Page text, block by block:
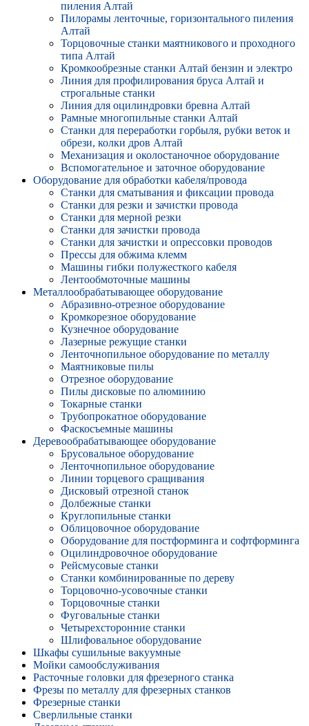
пиления Алтай
Пилорамы ленточные, горизонтального пиления
Алтай
Торцовочные станки маятникового и проходного
типа Алтай
Кромкообрезные станки Алтай бензин и электро
Линия для профилирования бруса Алтай и
строгальные станки
Линия для оцилиндровки бревна Алтай
Рамные многопильные станки Алтай
Станки для переработки горбыля, рубки веток и
обрези, колки дров Алтай
Механизация и околостаночное оборудование
Вспомогательное и заточное оборудование
Оборудование для обработки кабеля/провода
Станки для сматывания и фиксации провода
Станки для резки и зачистки провода
Станки для мерной резки
Станки для зачистки провода
Станки для зачистки и опрессовки проводов
Прессы для обжима клемм
Машины гибки полужесткого кабеля
Лентообмоточные машины
Металлообрабатывающее оборудование
Абразивно-отрезное оборудование
Кромкорезное оборудование
Кузнечное оборудование
Лазерные режущие станки
Ленточнопильное оборудование по металлу
Маятниковые пилы
Отрезное оборудование
Пилы дисковые по алюминию
Токарные станки
Трубопрокатное оборудование
Фаскосъемные машины
Деревообрабатывающее оборудование
Брусовальное оборудование
Ленточнопильное оборудование
Линии торцевого сращивания
Дисковый отрезной станок
Долбежные станки
Круглопильные станки
Облицовочное оборудование
Оборудование для постформинга и софтформинга
Оцилиндровочное оборудование
Рейсмусовые станки
Станки комбинированные по дереву
Торцовочно-усовочные станки
Торцовочные станки
Фуговальные станки
Четырехсторонние станки
Шлифовальное оборудование
Шкафы сушильные вакуумные
Мойки самообслуживания
Расточные головки для фрезерного станка
Фрезы по металлу для фрезерных станков
Фрезерные станки
Сверлильные станки